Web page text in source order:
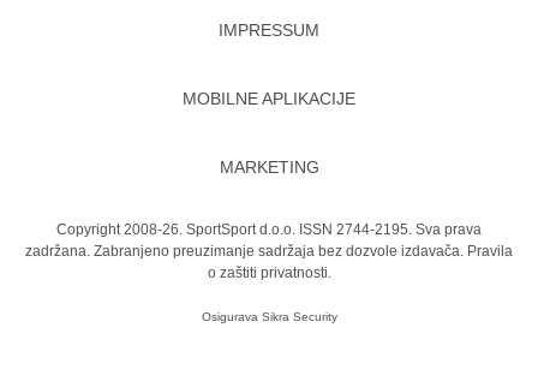
IMPRESSUM
MOBILNE APLIKACIJE
MARKETING
Copyright 2008-26. SportSport d.o.o. ISSN 2744-2195. Sva prava
zadržana. Zabranjeno preuzimanje sadržaja bez dozvole izdavača. Pravila
o zaštiti privatnosti.
Osigurava Sikra Security